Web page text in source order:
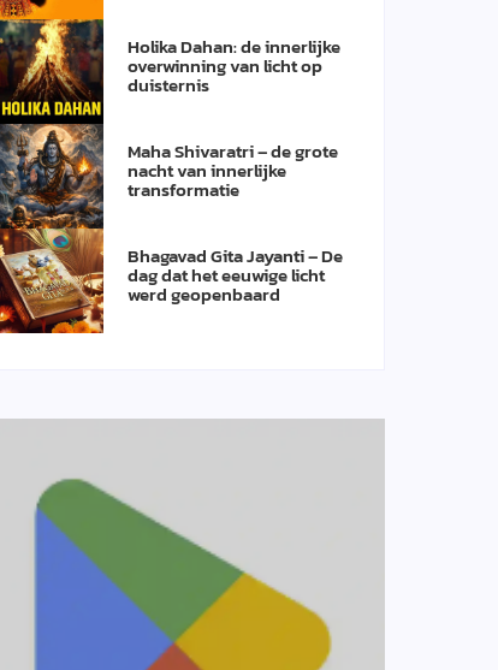
Holika Dahan: de innerlijke
overwinning van licht op
duisternis
Maha Shivaratri – de grote
nacht van innerlijke
transformatie
Bhagavad Gita Jayanti – De
dag dat het eeuwige licht
werd geopenbaard